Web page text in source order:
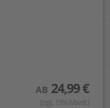
AB 24,99 €
(zzgl. 19% Mwst.)